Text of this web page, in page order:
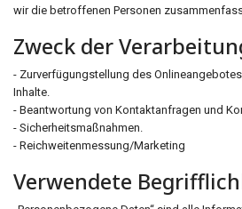
wir die betroffenen Personen
Zweck der
- Zurverfügungstellung des
Inhalte.
- Beantwortung von Kontaktanfragen und
- Sicherheitsmaßnahmen.
- Reichweitenmessung/Marketing
Verwendete